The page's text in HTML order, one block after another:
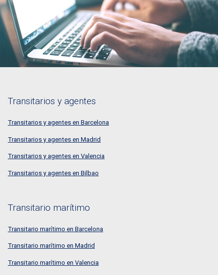
Transitarios y agentes
Transitarios y agentes en Barcelona
Transitarios y agentes en Madrid
Transitarios y agentes en Valencia
Transitarios y agentes en Bilbao
Transitario marítimo
Transitario marítimo en Barcelona
Transitario marítimo en Madrid
Transitario marítimo en Valencia